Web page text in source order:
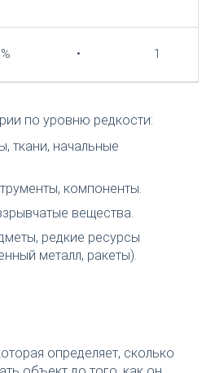
• 1
по уровню редкости:
ткани, начальные
компоненты.
вещества.
редкие ресурсы
металл, ракеты).
определяет, сколько